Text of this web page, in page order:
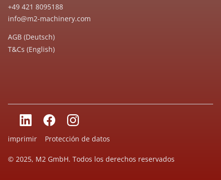
+49 421 8095188
info@m2-machinery.com
AGB (Deutsch)
T&Cs (English)
© 2025, M2 GmbH. Todos los derechos reservados
imprimir Protección de datos